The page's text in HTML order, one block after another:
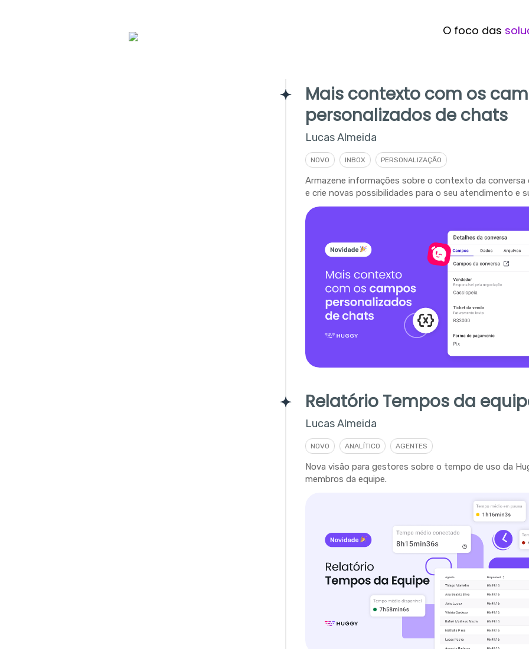
O foco das
Mais contexto com os
personalizados de chats
Lucas Almeida
NOVO INBOX PERSONALIZAÇÃO
Armazene informações sobre o contexto da
e crie novas possibilidades para o seu atendimento e
Relatório Tempos da
Lucas Almeida
NOVO ANALÍTICO AGENTES
Nova visão para gestores sobre o tempo de uso da
membros da equipe.